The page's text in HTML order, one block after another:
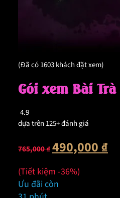
(Đã có 1603 khách đặt xem)
Gói xem Bài
4.9
dựa trên 125+ đánh giá
765,000₫
Giá
gốc
765,000 ₫.
490,000₫Giá
hiện
(Tiết kiệm -36%)
Ưu đãi còn